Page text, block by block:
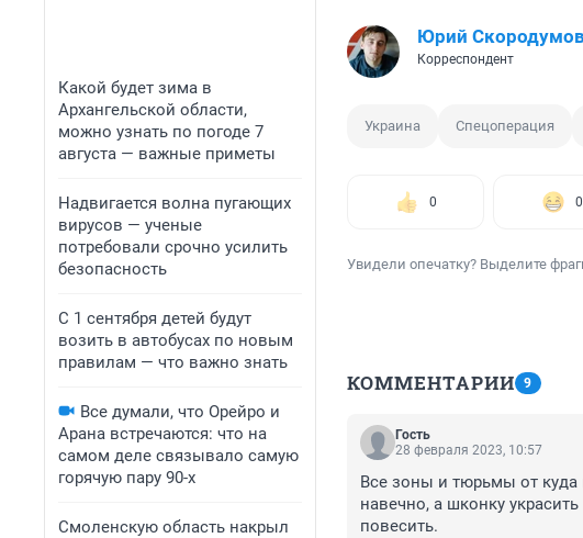
Какой будет зима в
Архангельской области,
можно узнать по погоде 7
августа — важные приметы
Надвигается волна пугающих
вирусов — ученые
потребовали срочно усилить
безопасность
С 1 сентября детей будут
возить в автобусах по новым
правилам — что важно знать
Все думали, что Орейро и
Арана встречаются: что на
самом деле связывало самую
горячую пару 90-х
Смоленскую область накрыл
Юрий Скородумов
Корреспондент
Украина Спецоперация
0 0
Увидели опечатку? Выделите
КОММЕНТАРИИ 9
Гость
28 февраля 2023, 10:57
Все зоны и тюрьмы от
навечно, а шконку
повесить.